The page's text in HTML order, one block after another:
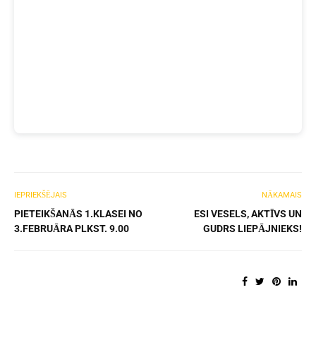
IEPRIEKŠĒJAIS
PIETEIKŠANĀS 1.KLASEI NO
3.FEBRUĀRA PLKST. 9.00
NĀKAMAIS
ESI VESELS, AKTĪVS UN
GUDRS LIEPĀJNIEKS!